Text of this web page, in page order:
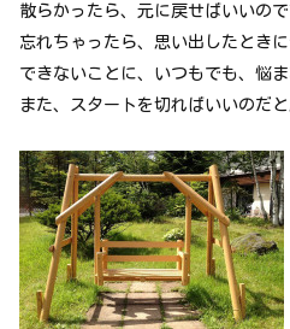
散らかったら、元に戻せばいいので
忘れちゃったら、思い出したときに
できないことに、いつもでも、悩ま
また、スタートを切ればいいのだと